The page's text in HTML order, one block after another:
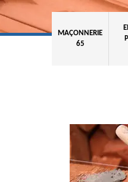
MAÇONNERIE
65